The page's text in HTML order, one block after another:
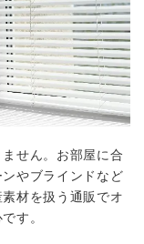
せん。お部屋に合
やブラインドなど
材を扱う通販でオ
す。